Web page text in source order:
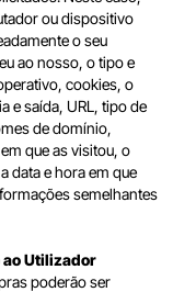
ou dispositivo
o seu
ao nosso, o tipo e
cookies, o
e saída, URL, tipo de
de domínio,
que as visitou, o
data e hora em que
semelhantes
Utilizador
poderão ser